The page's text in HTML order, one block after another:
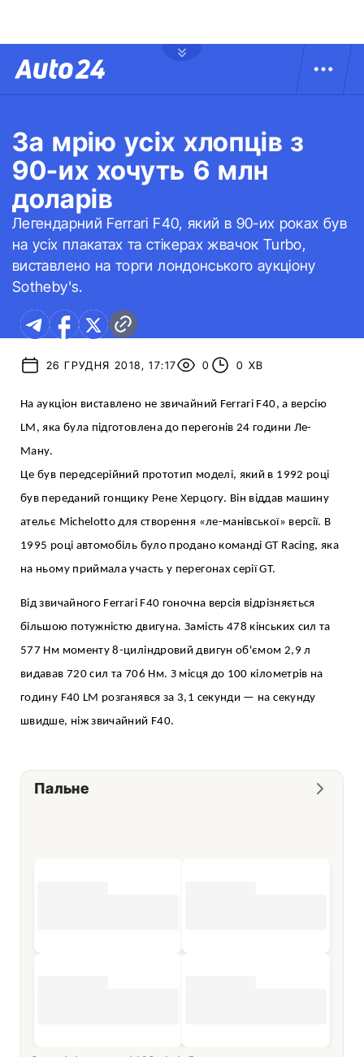
За мрію усіх хлопців з
90-их хочуть 6 млн
доларів
Легендарний Ferrari F40, який в 90-их роках був
на усіх плакатах та стікерах жвачок Turbo,
виставлено на торги лондонського аукціону
Sotheby's.
26 ГРУДНЯ 2018, 17:17 0 0 ХВ
На аукціон виставлено не звичайний Ferrari F40, а версію
LM, яка була підготовлена до перегонів 24 години Ле-
Ману.
Це був передсерійний прототип моделі, який в 1992 році
був переданий гонщику Рене Херцогу. Він віддав машину
ательє Michelotto для створення «ле-манівської» версії. В
1995 році автомобіль було продано команді GT Racing, яка
на ньому приймала участь у перегонах серії GT.
Від звичайного Ferrari F40 гоночна версія відрізняється
більшою потужністю двигуна. Замість 478 кінських сил та
577 Нм моменту 8-циліндровий двигун об'ємом 2,9 л
видавав 720 сил та 706 Нм. З місця до 100 кілометрів на
годину F40 LM розганявся за 3,1 секунди — на секунду
швидше, ніж звичайний F40.
Пальне